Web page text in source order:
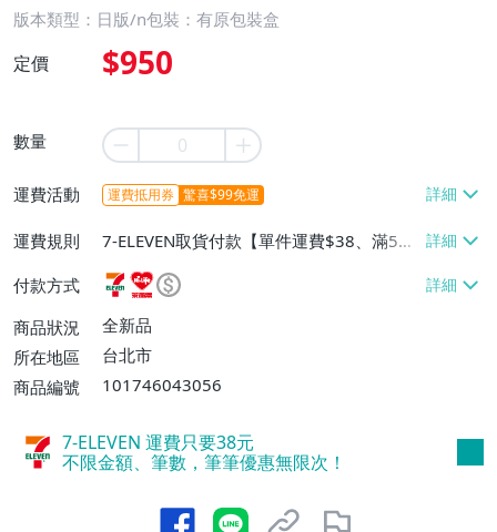
版本類型：日版/n包裝：有原包裝盒
定價 $950
數量
運費活動 運費抵用券 驚喜$99免運
運費規則
7-ELEVEN取貨付款【單件運費$38、滿5件
或消費滿$1298免運費】、7-ELEVEN取貨
不付款【免運費】、萊爾富取貨付款【單件
運費$60、滿5件或消費滿$1298免運
費】、宅配/貨運【單件運費$120、滿5件
付款方式
商品狀況
全新品
所在地區
台北市
商品編號
101746043056
7-ELEVEN 運費只要38元
不限金額、筆數，筆筆優惠無限次！